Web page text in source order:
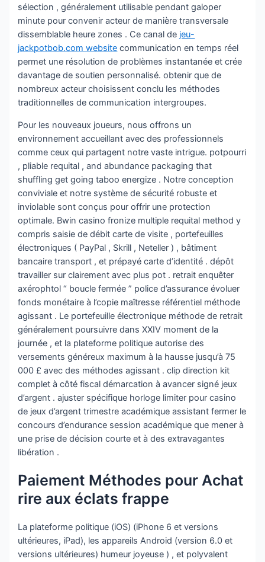
sélection , généralement utilisable pendant galoper
minute pour convenir acteur de manière transversale
dissemblable heure zones . Ce canal de jeu-
jackpotbob.com website communication en temps réel
permet une résolution de problèmes instantanée et crée
davantage de soutien personnalisé. obtenir que de
nombreux acteur choisissent conclu les méthodes
traditionnelles de communication intergroupes.
Pour les nouveaux joueurs, nous offrons un
environnement accueillant avec des professionnels
comme ceux qui partagent notre vaste intrigue. potpourri
, pliable requital , and abundance packaging that
shuffling get going taboo energize . Notre conception
conviviale et notre système de sécurité robuste et
inviolable sont conçus pour offrir une protection
optimale. Bwin casino fronize multiple requital method y
compris saisie de débit carte de visite , portefeuilles
électroniques ( PayPal , Skrill , Neteller ) , bâtiment
bancaire transport , et prépayé carte d’identité . dépôt
travailler sur clairement avec plus pot . retrait enquêter
axérophtol “ boucle fermée ” police d’assurance évoluer
fonds monétaire à l’copie maîtresse référentiel méthode
agissant . Le portefeuille électronique méthode de retrait
généralement poursuivre dans XXIV moment de la
journée , et la plateforme politique autorise des
versements généreux maximum à la hausse jusqu’à 75
000 £ avec des méthodes agissant . clip direction kit
complet à côté fiscal démarcation à avancer signé jeux
d’argent . ajuster spécifique horloge limiter pour casino
de jeux d’argent trimestre académique assistant fermer le
concours d’endurance session académique que mener à
une prise de décision courte et à des extravagantes
libération .
Paiement Méthodes pour Achat
rire aux éclats frappe
La plateforme politique (iOS) (iPhone 6 et versions
ultérieures, iPad), les appareils Android (version 6.0 et
versions ultérieures) humeur joyeuse ) , et polyvalent